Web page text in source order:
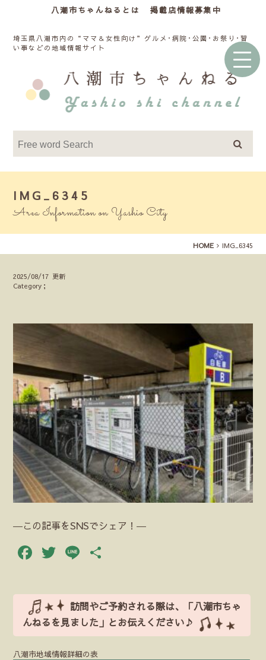
八潮市ちゃんねるとは 掲載店情報募集中
埼玉県八潮市内の“ママ＆女性向け”グルメ･病院･公園･お祭り･習
い事などの地域情報サイト
IMG_6345
Area Information on Yashio City
HOME IMG_6345
2025/08/17 更新
Category；
―この記事をSNSでシェア！―
Facebook
Twitter
Line
訪問やご予約される際は、「八潮市ちゃ
んねるを見ました」とお伝えください♪
八潮市地域情報詳細の表